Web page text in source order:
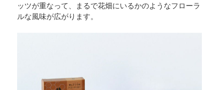
ッツが重なって、まるで花畑にいるかのようなフローラ
ルな風味が広がります。